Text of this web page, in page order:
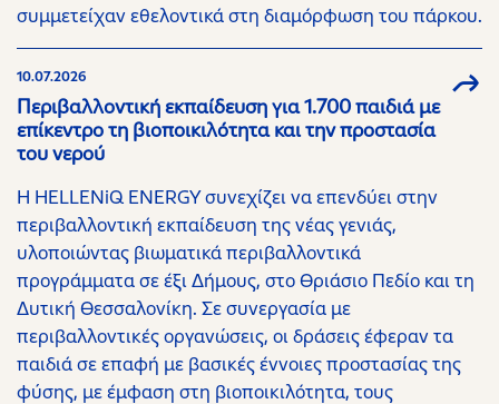
συμμετείχαν εθελοντικά στη διαμόρφωση του πάρκου.
10.07.2026
Περιβαλλοντική εκπαίδευση για 1.700 παιδιά με
επίκεντρο τη βιοποικιλότητα και την προστασία
του νερού
Η HELLENiQ ENERGY συνεχίζει να επενδύει στην
περιβαλλοντική εκπαίδευση της νέας γενιάς,
υλοποιώντας βιωματικά περιβαλλοντικά
προγράμματα σε έξι Δήμους, στο Θριάσιο Πεδίο και τη
Δυτική Θεσσαλονίκη. Σε συνεργασία με
περιβαλλοντικές οργανώσεις, οι δράσεις έφεραν τα
παιδιά σε επαφή με βασικές έννοιες προστασίας της
φύσης, με έμφαση στη βιοποικιλότητα, τους